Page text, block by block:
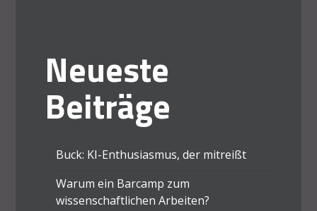
Neueste
Beiträge
Buck: KI-Enthusiasmus, der mitreißt
Warum ein Barcamp zum
wissenschaftlichen Arbeiten?